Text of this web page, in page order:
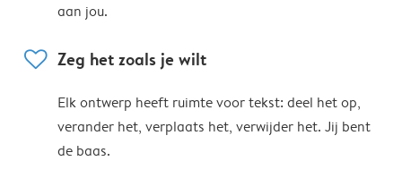
aan jou.
heart Zeg het zoals je wilt
Elk ontwerp heeft ruimte voor tekst: deel het op,
verander het, verplaats het, verwijder het. Jij bent
de baas.